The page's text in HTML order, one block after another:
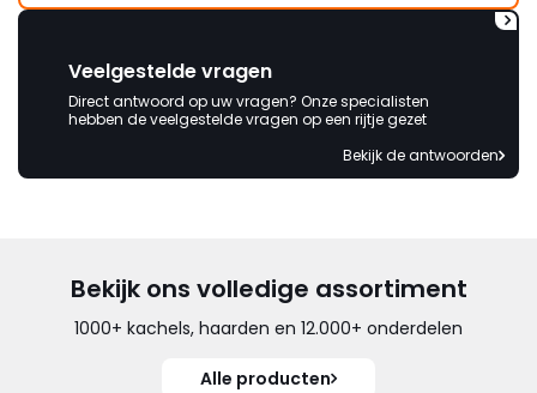
Veelgestelde vragen
Direct antwoord op uw vragen? Onze specialisten
hebben de veelgestelde vragen op een rijtje gezet
Bekijk de antwoorden
Bekijk ons volledige assortiment
1000+ kachels, haarden en 12.000+ onderdelen
Alle producten